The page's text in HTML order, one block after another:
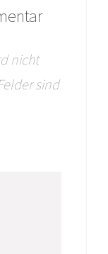
nicht
sind